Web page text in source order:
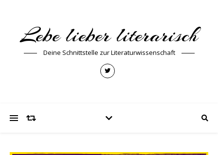
Lebe lieber literarisch
Deine Schnittstelle zur Literaturwissenschaft